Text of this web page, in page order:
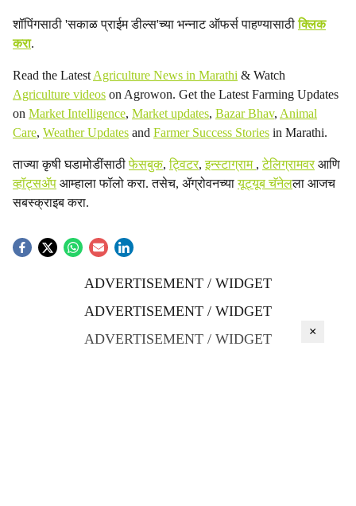
शॉपिंगसाठी 'सकाळ प्राईम डील्स'च्या भन्नाट ऑफर्स पाहण्यासाठीक्लिक
करा.
Read the Latest Agriculture News in Marathi & Watch
Agriculture videos on Agrowon. Get the Latest Farming Updates
on Market Intelligence, Market updates, Bazar Bhav, Animal
Care, Weather Updates and Farmer Success Stories in Marathi.
ताज्या कृषी घडामोडींसाठीफेसबुक,ट्विटर,इन्स्टाग्राम ,टेलिग्रामवरआणि
व्हॉट्सॲप आम्हाला फॉलो करा. तसेच, ॲग्रोवनच्यायूट्यूब चॅनेलला आजच
सबस्क्राइब करा.
ADVERTISEMENT / WIDGET
ADVERTISEMENT / WIDGET
ADVERTISEMENT / WIDGET
×